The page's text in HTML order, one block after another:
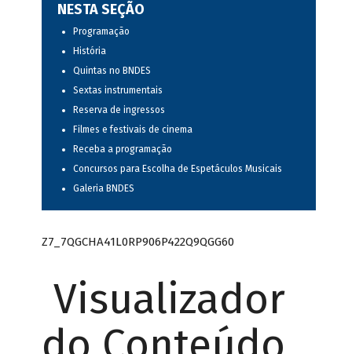
NESTA SEÇÃO
Programação
História
Quintas no BNDES
Sextas instrumentais
Reserva de ingressos
Filmes e festivais de cinema
Receba a programação
Concursos para Escolha de Espetáculos Musicais
Galeria BNDES
Z7_7QGCHA41L0RP906P422Q9QGG60
Visualizador